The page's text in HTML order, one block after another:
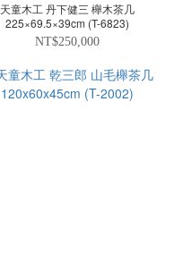
天童木工 丹下健三 櫸木茶几
225×69.5×39cm (T-6823)
NT$250,000